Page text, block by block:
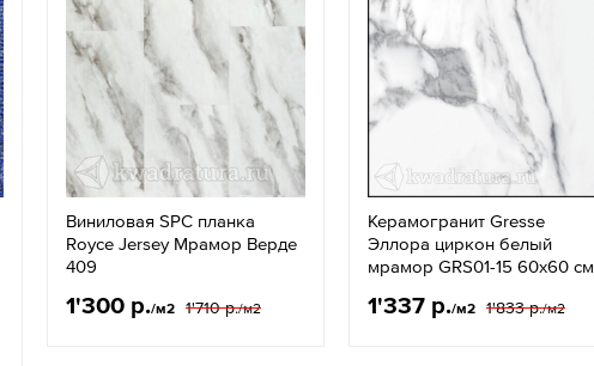
Виниловая SPC планка
Royce Jersey Мрамор Верде
409
1'300 р./м2 1'710 р./м2
Керамогранит Gresse
Эллора циркон белый
мрамор GRS01-15 60х60 см
1'337 р./м2 1'833 р./м2